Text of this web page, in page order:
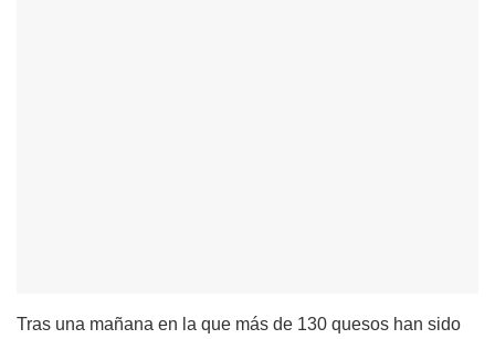
Tras una mañana en la que más de 130 quesos han sido